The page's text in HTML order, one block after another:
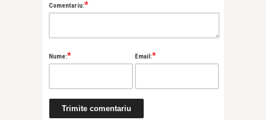
Comentariu:*
Nume:* Email:*